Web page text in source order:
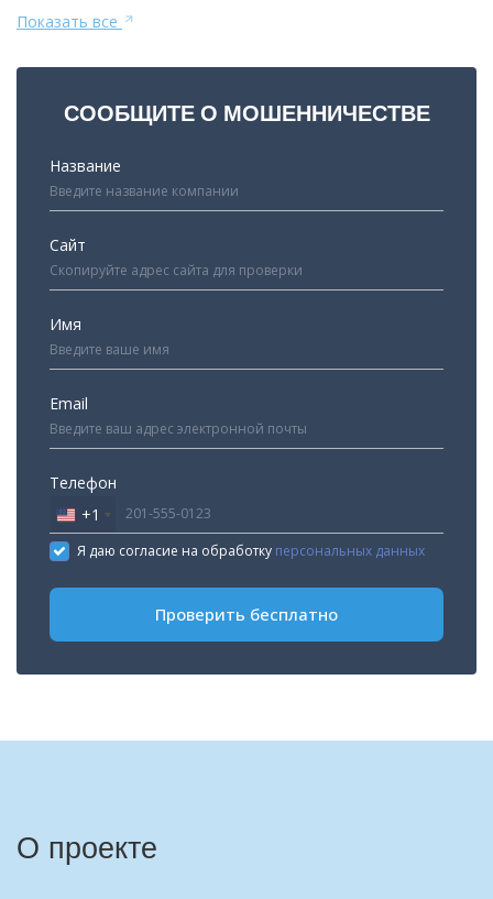
Показать все
СООБЩИТЕ О МОШЕННИЧЕСТВЕ
Название
Сайт
Имя
Email
Телефон
United
States
+1
+1
Я даю согласие на обработку персональных данных
Проверить бесплатно
О проекте